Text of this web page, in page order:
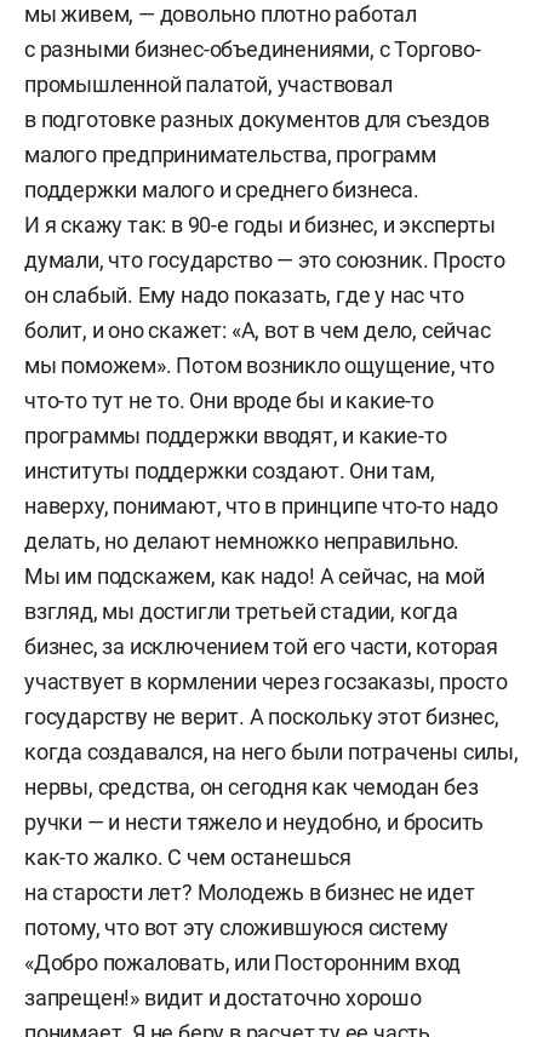
мы живем, — довольно плотно работал
с разными бизнес-объединениями, с Торгово-
промышленной палатой, участвовал
в подготовке разных документов для съездов
малого предпринимательства, программ
поддержки малого и среднего бизнеса.
И я скажу так: в 90-е годы и бизнес, и эксперты
думали, что государство — это союзник. Просто
он слабый. Ему надо показать, где у нас что
болит, и оно скажет: «А, вот в чем дело, сейчас
мы поможем». Потом возникло ощущение, что
что-то тут не то. Они вроде бы и какие-то
программы поддержки вводят, и какие-то
институты поддержки создают. Они там,
наверху, понимают, что в принципе что-то надо
делать, но делают немножко неправильно.
Мы им подскажем, как надо! А сейчас, на мой
взгляд, мы достигли третьей стадии, когда
бизнес, за исключением той его части, которая
участвует в кормлении через госзаказы, просто
государству не верит. А поскольку этот бизнес,
когда создавался, на него были потрачены силы,
нервы, средства, он сегодня как чемодан без
ручки — и нести тяжело и неудобно, и бросить
как-то жалко. С чем останешься
на старости лет? Молодежь в бизнес не идет
потому, что вот эту сложившуюся систему
«Добро пожаловать, или Посторонним вход
запрещен!» видит и достаточно хорошо